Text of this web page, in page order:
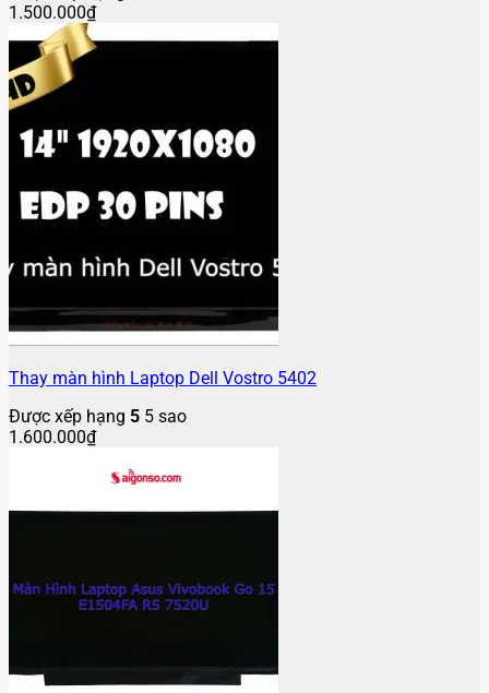
1.500.000₫
Thay màn hình Laptop Dell Vostro 5402
Được xếp hạng 5 5 sao
1.600.000₫